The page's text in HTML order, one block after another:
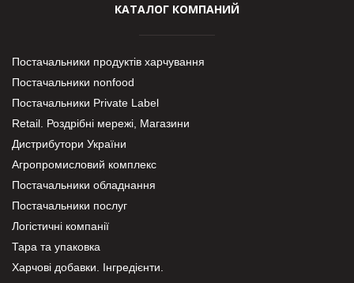
КАТАЛОГ КОМПАНИЙ
Постачальники продуктів харчування
Постачальники nonfood
Постачальники Private Label
Retail. Роздрібні мережі, Магазини
Дистрибутори України
Агропромисловий комплекс
Постачальники обладнання
Постачальники послуг
Логістичні компанії
Тара та упаковка
Харчові добавки. Інгредієнти.